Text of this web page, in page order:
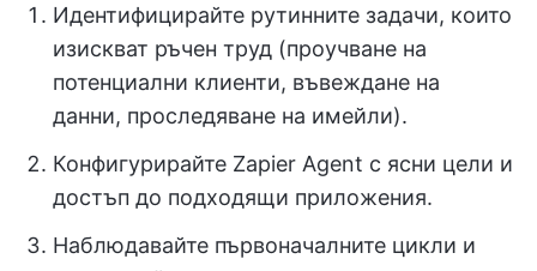
Идентифицирайте рутинните задачи, които
изискват ръчен труд (проучване на
потенциални клиенти, въвеждане на
данни, проследяване на имейли).
Конфигурирайте Zapier Agent с ясни цели и
достъп до подходящи приложения.
Наблюдавайте първоначалните цикли и